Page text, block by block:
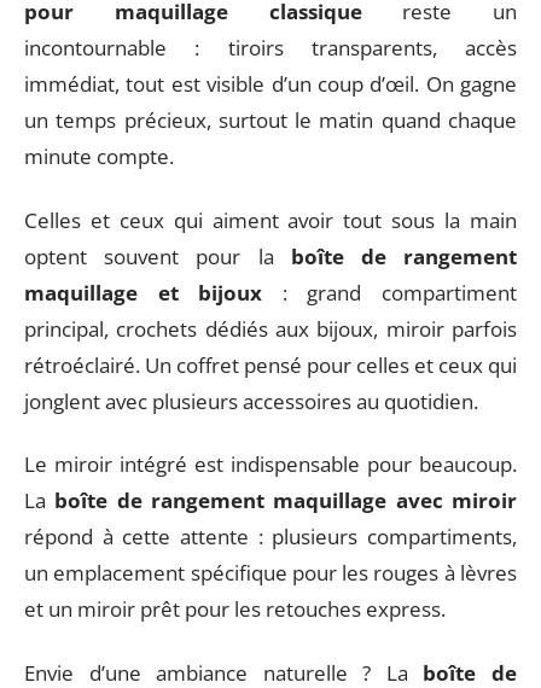
pour maquillage classiquereste un
incontournable : tiroirs transparents, accès
immédiat, tout est visible d’un coup d’œil. On gagne
un temps précieux, surtout le matin quand chaque
minute compte.
Celles et ceux qui aiment avoir tout sous la main
optent souvent pour la boîte de rangement
maquillage et bijoux : grand compartiment
principal, crochets dédiés aux bijoux, miroir parfois
rétroéclairé. Un coffret pensé pour celles et ceux qui
jonglent avec plusieurs accessoires au quotidien.
Le miroir intégré est indispensable pour beaucoup.
La boîte de rangement maquillage avec miroir
répond à cette attente : plusieurs compartiments,
un emplacement spécifique pour les rouges à lèvres
et un miroir prêt pour les retouches express.
Envie d’une ambiance naturelle ? La boîte de